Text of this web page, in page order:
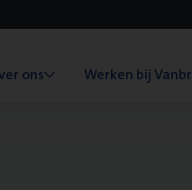
ons Werken bij